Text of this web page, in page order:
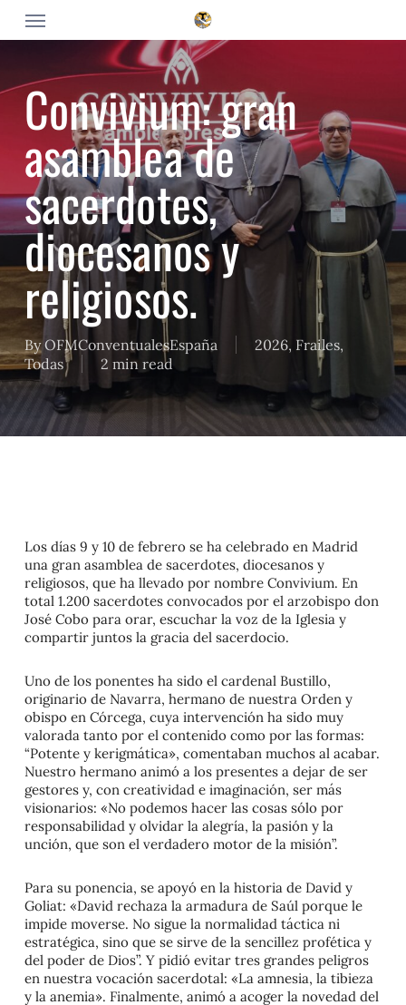
main
Menu
Convivium: gran
asamblea de
sacerdotes,
diocesanos y
religiosos.
By OFMConventualesEspaña 2026, Frailes,
Todas
2 min read
Los días 9 y 10 de febrero se ha celebrado en Madrid
una gran asamblea de sacerdotes, diocesanos y
religiosos, que ha llevado por nombre Convivium. En
total 1.200 sacerdotes convocados por el arzobispo don
José Cobo para orar, escuchar la voz de la Iglesia y
compartir juntos la gracia del sacerdocio.
Uno de los ponentes ha sido el cardenal Bustillo,
originario de Navarra, hermano de nuestra Orden y
obispo en Córcega, cuya intervención ha sido muy
valorada tanto por el contenido como por las formas:
“Potente y kerigmática», comentaban muchos al acabar.
Nuestro hermano animó a los presentes a dejar de ser
gestores y, con creatividad e imaginación, ser más
visionarios: «No podemos hacer las cosas sólo por
responsabilidad y olvidar la alegría, la pasión y la
unción, que son el verdadero motor de la misión”.
Para su ponencia, se apoyó en la historia de David y
Goliat: «David rechaza la armadura de Saúl porque le
impide moverse. No sigue la normalidad táctica ni
estratégica, sino que se sirve de la sencillez profética y
del poder de Dios”. Y pidió evitar tres grandes peligros
en nuestra vocación sacerdotal: «La amnesia, la tibieza
y la anemia». Finalmente, animó a acoger la novedad del